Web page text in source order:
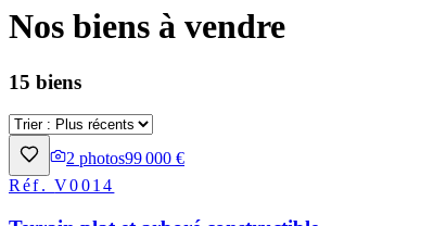
Nos biens à vendre
15 biens
2 photos99 000 €
Réf.V0014